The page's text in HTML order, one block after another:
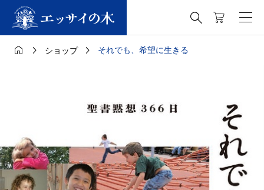

  ショップ  それでも、希望に生きる